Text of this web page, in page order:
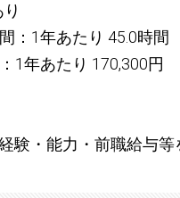
：1年あたり 45.0時間
1年あたり 170,300円
験・能力・前職給与等